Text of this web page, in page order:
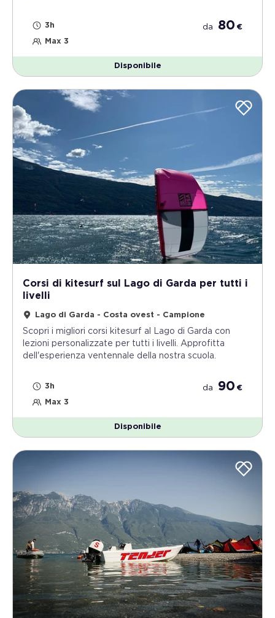
3h
Max 3
da 80 €
Disponibile
Corsi di kitesurf sul Lago di Garda per tutti i
livelli
Lago di Garda - Costa ovest - Campione
Scopri i migliori corsi kitesurf al Lago di Garda con
lezioni personalizzate per tutti i livelli. Approfitta
dell'esperienza ventennale della nostra scuola.
3h
Max 3
da 90 €
Disponibile